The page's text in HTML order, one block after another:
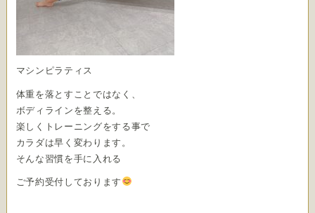
マシンピラティス
体重を落とすことではなく、
ボディラインを整える。
楽しくトレーニングをする事で
カラダは早く変わります。
そんな習慣を手に入れる
ご予約受付しております